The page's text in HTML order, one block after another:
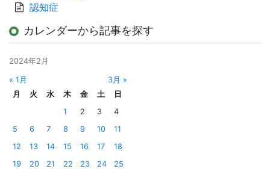
認知症
カレンダーから記事を探す
2024年2月
« 1月
3月 »
月
火 水 木 金 土
日
1
2 3
4
5
6 7 8 9 10
11
12
13 14 15 16 17
18
19
20 21 22 23 24
25